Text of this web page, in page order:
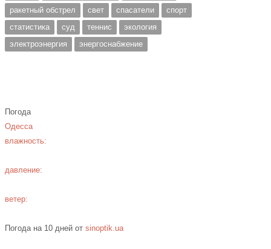
ракетный обстрел
свет спасатели
спорт
статистика
суд теннис
экология
электроэнергия
энергоснабжение
Погода
Одесса
влажность:
давление:
ветер:
Погода на 10 дней отsinoptik.ua